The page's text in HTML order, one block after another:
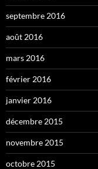
septembre 2016
août 2016
mars 2016
février 2016
janvier 2016
décembre 2015
novembre 2015
octobre 2015